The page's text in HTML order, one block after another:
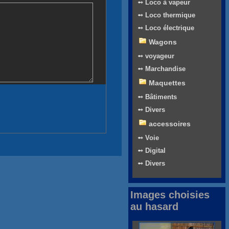
➻ Loco à vapeur
➻ Loco thermique
➻ Loco électrique
Wagons
➻ voyageur
➻ Marchandise
Maquettes
➻ Bâtiments
➻ Divers
accessoires
➻ Voie
➻ Digital
➻ Divers
Images choisies
au hasard